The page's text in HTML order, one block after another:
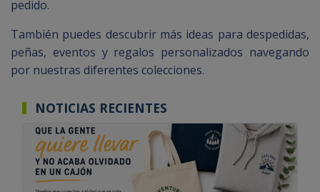
pedido.
También puedes descubrir más ideas para despedidas,
peñas, eventos y regalos personalizados navegando
por nuestras diferentes colecciones.
NOTICIAS RECIENTES